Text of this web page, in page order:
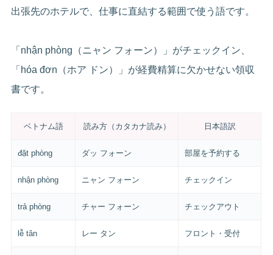
出張先のホテルで、仕事に直結する範囲で使う語です。
「nhận phòng（ニャン フォーン）」がチェックイン、
「hóa đơn（ホア ドン）」が経費精算に欠かせない領収
書です。
ベトナム語 読み方（カタカナ読み） 日本語訳
đặt phòng ダッ フォーン 部屋を予約する
nhận phòng ニャン フォーン チェックイン
trả phòng チャー フォーン チェックアウト
lễ tân レー タン フロント・受付